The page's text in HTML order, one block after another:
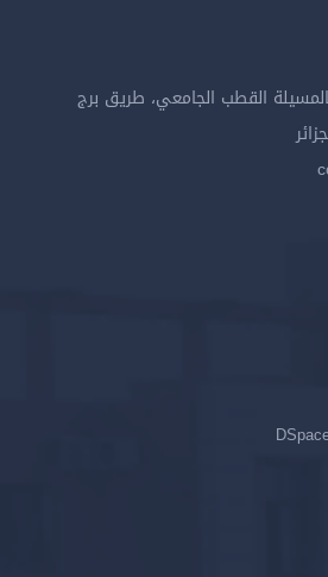
القطب الجامعي، طريق برج